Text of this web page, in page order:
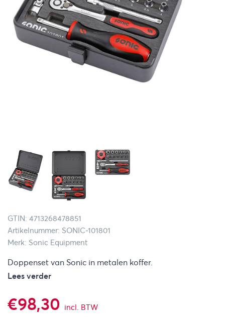
GTIN: 4713268478851
Artikelnummer: SONIC-101801
Merk: Sonic Equipment
Doppenset van Sonic in metalen koffer.
Lees verder
€98,30 incl. BTW